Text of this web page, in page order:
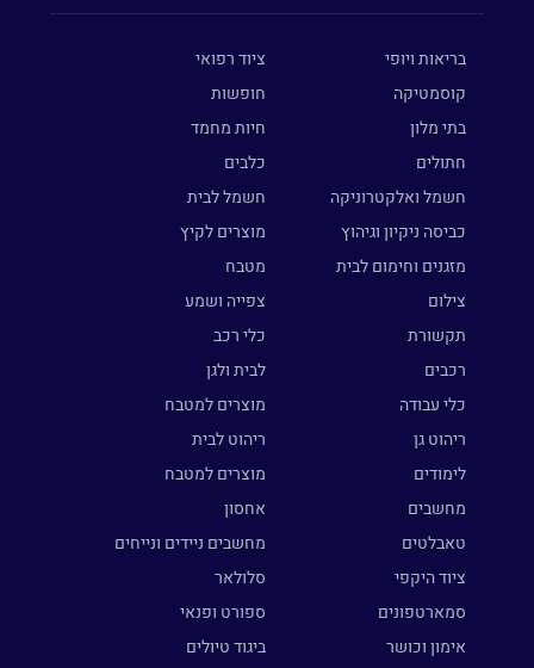
בריאות ויופי
ציוד רפואי
קוסמטיקה
חופשות
בתי מלון
חיות מחמד
חתולים
כלבים
חשמל ואלקטרוניקה
חשמל לבית
כביסה ניקיון וגיהוץ
מוצרים לקיץ
מזגנים וחימום לבית
מטבח
צילום
צפייה ושמע
תקשורת
כלי רכב
רכבים
לבית ולגן
כלי עבודה
מוצרים למטבח
ריהוט גן
ריהוט לבית
לימודים
מוצרים למטבח
מחשבים
אחסון
טאבלטים
מחשבים ניידים ונייחים
ציוד היקפי
סלולאר
סמארטפונים
ספורט ופנאי
אימון וכושר
ביגוד טיולים